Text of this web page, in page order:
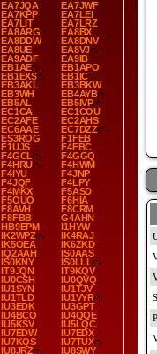
EA7JQA
EA7JWF
EA7KPP
EA7LEI
EA7LIT
EA7LRZ
EA8ARG
EA8BX
EA8DDW
EA8DNV
EA8UE
EA8VJ
EA9ADF
EA9IB
EB1AE
EB1APO
EB1EXS
EB1IC
EB3AKL
EB3BKW
EB3WH
EB4AYB
EB5AL
EB5IVP
EC1CA
EC1COU
EC2AFE
EC2AHS
EC6AAE
EC7DZZ
ES3ROG
F1FEB
F1UJS
F4FBC
F4GCL
F4GGQ
F4HRU
F4HWM
F4IYU
F4JNP
F4JQF
F4LPY
F4MKX
F5ASD
F5OUO
F6HIA
F8AVH
F8CRM
F8FBB
G4AHN
HB9EPM
I1HYW
IK2WPZ
IK4RAJ
IK5OEA
IK6ZKD
IQ2AAH
IS0AAS
IS0KNY
IS0LLL
IT9JQN
IT9KQV
IU0CSH
IU0QVQ
IU1SYN
IU1TJV
IU1TLD
IU1VYR
IU3EDK
IU3GPT
IU4BCO
IU4QQE
IU5KSV
IU5LQC
IU7EDW
IU7EDX
IU7KQS
IU7TUX
IU8JRZ
IU8SWY